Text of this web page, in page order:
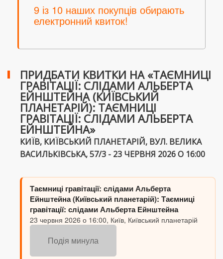
9 із 10 наших покупців обирають
електронний квиток!
ПРИДБАТИ КВИТКИ НА «ТАЄМНИЦІ
ГРАВІТАЦІЇ: СЛІДАМИ АЛЬБЕРТА
ЕЙНШТЕЙНА (КИЇВСЬКИЙ
ПЛАНЕТАРІЙ): ТАЄМНИЦІ
ГРАВІТАЦІЇ: СЛІДАМИ АЛЬБЕРТА
ЕЙНШТЕЙНА»
КИЇВ, КИЇВСЬКИЙ ПЛАНЕТАРІЙ, ВУЛ. ВЕЛИКА
ВАСИЛЬКІВСЬКА, 57/3 - 23 ЧЕРВНЯ 2026 О 16:00
Таємниці гравітації: слідами Альберта
Ейнштейна (Київський планетарій): Таємниці
гравітації: слідами Альберта Ейнштейна
23 червня 2026 о 16:00, Київ, Київський планетарій
Подія минула